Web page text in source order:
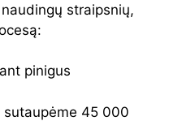
straipsnių,
pinigus
sutaupėme 45 000